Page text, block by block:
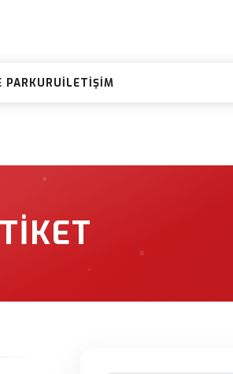
PARKURUİLETIŞIM